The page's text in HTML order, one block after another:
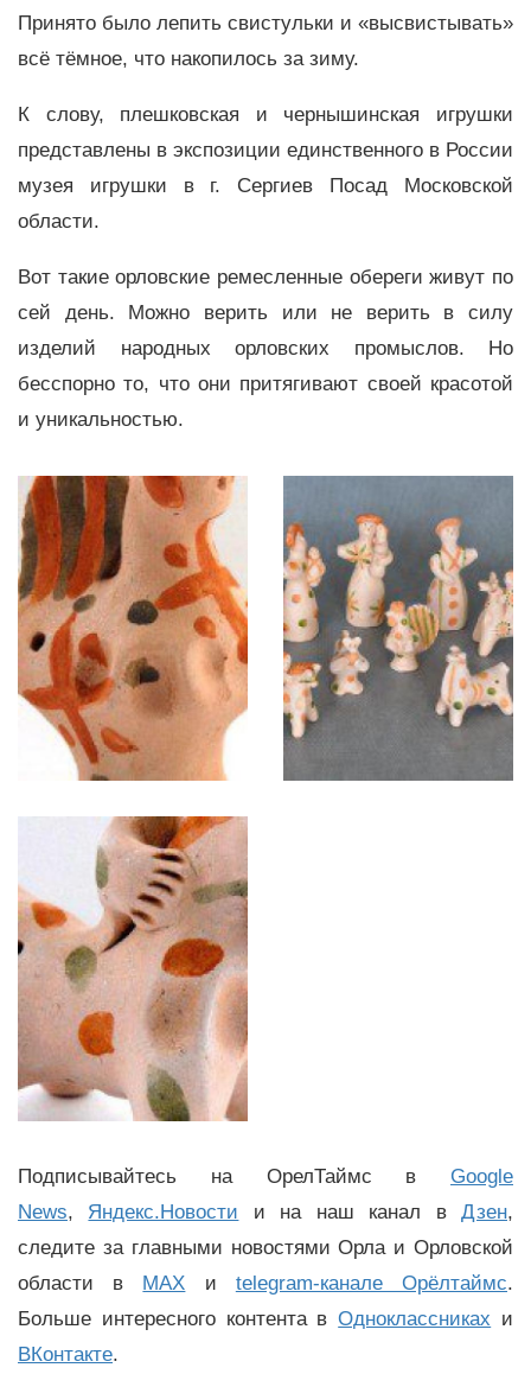
Принято было лепить свистульки и «высвистывать»
всё тёмное, что накопилось за зиму.
К слову, плешковская и чернышинская игрушки
представлены в экспозиции единственного в России
музея игрушки в г. Сергиев Посад Московской
области.
Вот такие орловские ремесленные обереги живут по
сей день. Можно верить или не верить в силу
изделий народных орловских промыслов. Но
бесспорно то, что они притягивают своей красотой
и уникальностью.
Подписывайтесь на ОрелТаймс в Google
News, Яндекс.Новости и на наш канал вДзен,
следите за главными новостями Орла и Орловской
области в MAX и telegram-канале Орёлтаймс.
Больше интересного контента вОдноклассниках и
ВКонтакте.